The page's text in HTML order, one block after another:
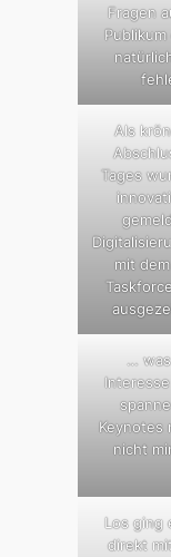
Fragen
Als
Tages
mit
…
Keynotes
nicht
Los ging
direkt